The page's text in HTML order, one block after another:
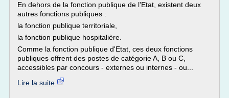
En dehors de la fonction publique de l'Etat, existent deux
autres fonctions publiques :
la fonction publique territoriale,
la fonction publique hospitalière.
Comme la fonction publique d'Etat, ces deux fonctions
publiques offrent des postes de catégorie A, B ou C,
accessibles par concours - externes ou internes - ou...
Lire la suite